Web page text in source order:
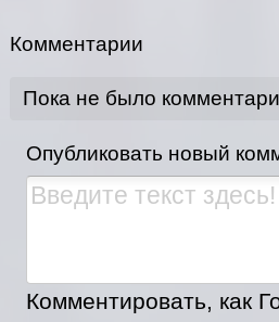
Комментарии
Пока не было
Опубликовать новый
Комментировать, как